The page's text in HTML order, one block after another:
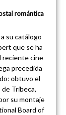
romántica
su catálogo
que se ha
reciente cine
precedida
obtuvo el
Tribeca,
su montaje
Board of